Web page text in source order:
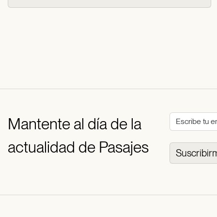
Mantente al día de la
actualidad de Pasajes